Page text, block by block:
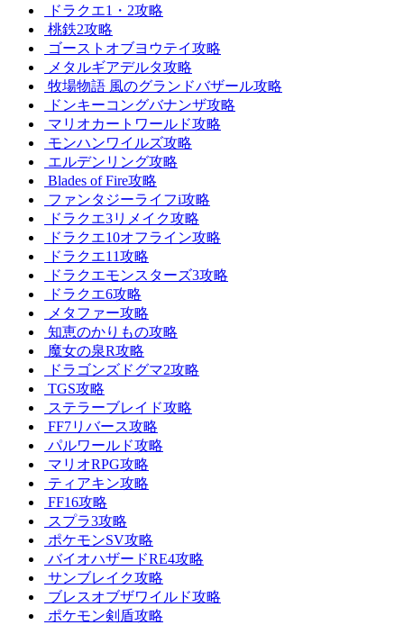
ドラクエ1・2攻略
桃鉄2攻略
ゴーストオブヨウテイ攻略
メタルギアデルタ攻略
牧場物語 風のグランドバザール攻略
ドンキーコングバナンザ攻略
マリオカートワールド攻略
モンハンワイルズ攻略
エルデンリング攻略
Blades of Fire攻略
ファンタジーライフi攻略
ドラクエ3リメイク攻略
ドラクエ10オフライン攻略
ドラクエ11攻略
ドラクエモンスターズ3攻略
ドラクエ6攻略
メタファー攻略
知恵のかりもの攻略
魔女の泉R攻略
ドラゴンズドグマ2攻略
TGS攻略
ステラーブレイド攻略
FF7リバース攻略
パルワールド攻略
マリオRPG攻略
ティアキン攻略
FF16攻略
スプラ3攻略
ポケモンSV攻略
バイオハザードRE4攻略
サンブレイク攻略
ブレスオブザワイルド攻略
ポケモン剣盾攻略